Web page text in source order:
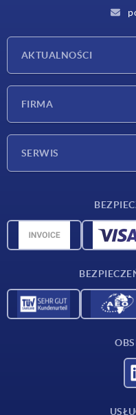
AKTUALNOŚCI
FIRMA
SERWIS
Dane CAD